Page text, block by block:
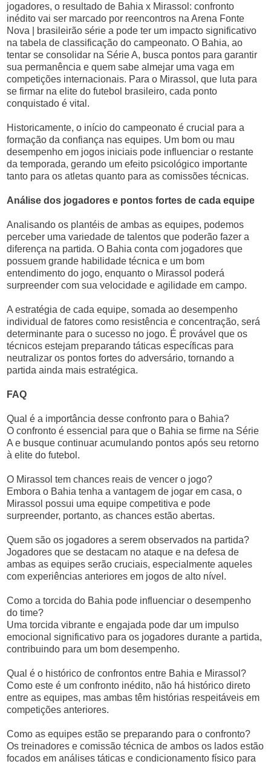
jogadores, o resultado de Bahia x Mirassol: confronto
inédito vai ser marcado por reencontros na Arena Fonte
Nova | brasileirão série a pode ter um impacto significativo
na tabela de classificação do campeonato. O Bahia, ao
tentar se consolidar na Série A, busca pontos para garantir
sua permanência e quem sabe almejar uma vaga em
competições internacionais. Para o Mirassol, que luta para
se firmar na elite do futebol brasileiro, cada ponto
conquistado é vital.
Historicamente, o início do campeonato é crucial para a
formação da confiança nas equipes. Um bom ou mau
desempenho em jogos iniciais pode influenciar o restante
da temporada, gerando um efeito psicológico importante
tanto para os atletas quanto para as comissões técnicas.
Análise dos jogadores e pontos fortes de cada equipe
Analisando os plantéis de ambas as equipes, podemos
perceber uma variedade de talentos que poderão fazer a
diferença na partida. O Bahia conta com jogadores que
possuem grande habilidade técnica e um bom
entendimento do jogo, enquanto o Mirassol poderá
surpreender com sua velocidade e agilidade em campo.
A estratégia de cada equipe, somada ao desempenho
individual de fatores como resistência e concentração, será
determinante para o sucesso no jogo. É provável que os
técnicos estejam preparando táticas específicas para
neutralizar os pontos fortes do adversário, tornando a
partida ainda mais estratégica.
FAQ
Qual é a importância desse confronto para o Bahia?
O confronto é essencial para que o Bahia se firme na Série
A e busque continuar acumulando pontos após seu retorno
à elite do futebol.
O Mirassol tem chances reais de vencer o jogo?
Embora o Bahia tenha a vantagem de jogar em casa, o
Mirassol possui uma equipe competitiva e pode
surpreender, portanto, as chances estão abertas.
Quem são os jogadores a serem observados na partida?
Jogadores que se destacam no ataque e na defesa de
ambas as equipes serão cruciais, especialmente aqueles
com experiências anteriores em jogos de alto nível.
Como a torcida do Bahia pode influenciar o desempenho
do time?
Uma torcida vibrante e engajada pode dar um impulso
emocional significativo para os jogadores durante a partida,
contribuindo para um bom desempenho.
Qual é o histórico de confrontos entre Bahia e Mirassol?
Como este é um confronto inédito, não há histórico direto
entre as equipes, mas ambas têm histórias respeitáveis em
competições anteriores.
Como as equipes estão se preparando para o confronto?
Os treinadores e comissão técnica de ambos os lados estão
focados em análises táticas e condicionamento físico para